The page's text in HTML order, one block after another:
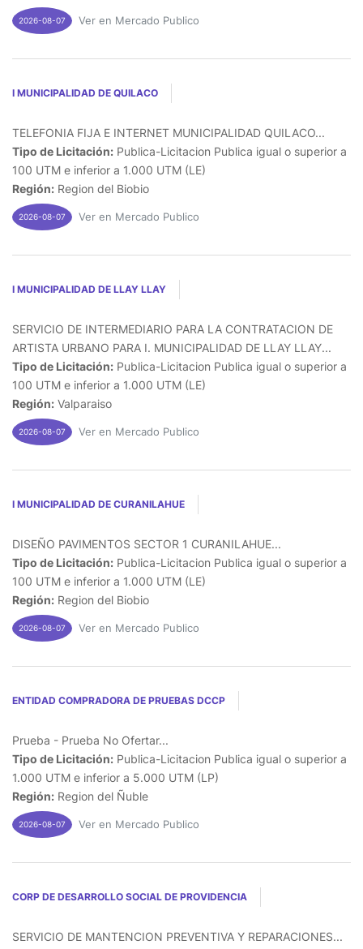
2026-08-07 Ver en Mercado Publico
I MUNICIPALIDAD DE QUILACO
TELEFONIA FIJA E INTERNET MUNICIPALIDAD QUILACO...
Tipo de Licitación: Publica-Licitacion Publica igual o superior a
100 UTM e inferior a 1.000 UTM (LE)
Región: Region del Biobio
2026-08-07 Ver en Mercado Publico
I MUNICIPALIDAD DE LLAY LLAY
SERVICIO DE INTERMEDIARIO PARA LA CONTRATACION DE
ARTISTA URBANO PARA I. MUNICIPALIDAD DE LLAY LLAY...
Tipo de Licitación: Publica-Licitacion Publica igual o superior a
100 UTM e inferior a 1.000 UTM (LE)
Región: Valparaiso
2026-08-07 Ver en Mercado Publico
I MUNICIPALIDAD DE CURANILAHUE
DISEÑO PAVIMENTOS SECTOR 1 CURANILAHUE...
Tipo de Licitación: Publica-Licitacion Publica igual o superior a
100 UTM e inferior a 1.000 UTM (LE)
Región: Region del Biobio
2026-08-07 Ver en Mercado Publico
ENTIDAD COMPRADORA DE PRUEBAS DCCP
Prueba - Prueba No Ofertar...
Tipo de Licitación: Publica-Licitacion Publica igual o superior a
1.000 UTM e inferior a 5.000 UTM (LP)
Región: Region del Ñuble
2026-08-07 Ver en Mercado Publico
CORP DE DESARROLLO SOCIAL DE PROVIDENCIA
SERVICIO DE MANTENCION PREVENTIVA Y REPARACIONES...